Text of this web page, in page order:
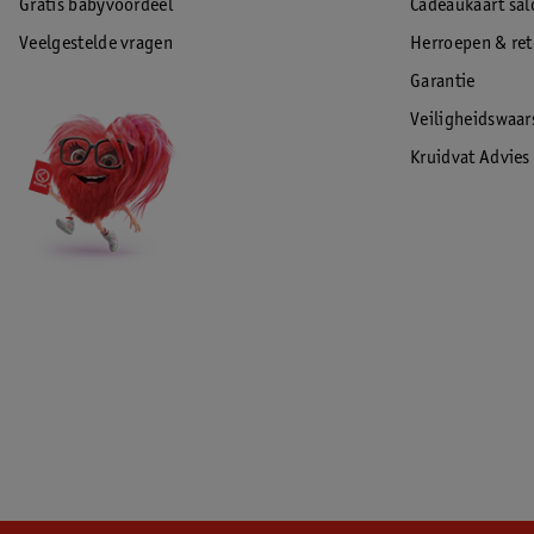
Gratis babyvoordeel
Veelgestelde vragen
Cadeaukaart
Herroepen &
Garantie
Kruidvat Advies